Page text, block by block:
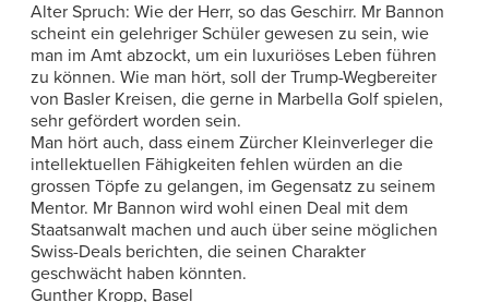
Alter Spruch: Wie der Herr, so das Geschirr. Mr Bannon
scheint ein gelehriger Schüler gewesen zu sein, wie
man im Amt abzockt, um ein luxuriöses Leben führen
zu können. Wie man hört, soll der Trump-Wegbereiter
von Basler Kreisen, die gerne in Marbella Golf spielen,
sehr gefördert worden sein.
Man hört auch, dass einem Zürcher Kleinverleger die
intellektuellen Fähigkeiten fehlen würden an die
grossen Töpfe zu gelangen, im Gegensatz zu seinem
Mentor. Mr Bannon wird wohl einen Deal mit dem
Staatsanwalt machen und auch über seine möglichen
Swiss-Deals berichten, die seinen Charakter
geschwächt haben könnten.
Gunther Kropp, Basel